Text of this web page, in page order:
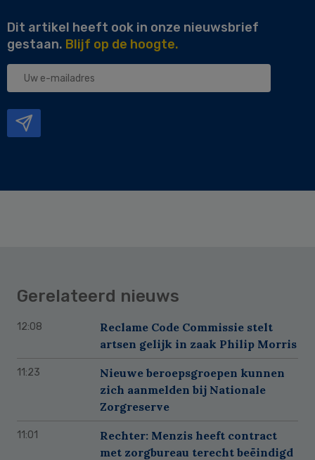
Dit artikel heeft ook in onze nieuwsbrief
gestaan. Blijf op de hoogte.
Uw
Gerelateerd nieuws
12:08
Reclame Code Commissie stelt
artsen gelijk in zaak Philip Morris
11:23
Nieuwe beroepsgroepen kunnen
zich aanmelden bij Nationale
Zorgreserve
11:01
Rechter: Menzis heeft contract
met zorgbureau terecht beëindigd